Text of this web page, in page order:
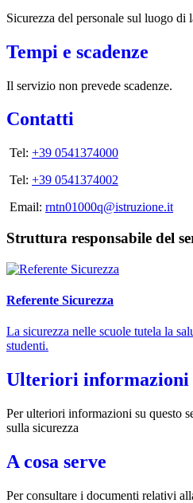
Sicurezza del personale sul luogo di
Tempi e scadenze
Il servizio non prevede scadenze.
Contatti
Tel: +39 0541374000
Tel: +39 0541374002
Email: rntn01000q@istruzione.it
Struttura responsabile del
Referente Sicurezza
La sicurezza nelle scuole tutela la
studenti.
Ulteriori informazioni
Per ulteriori informazioni su questo
sulla sicurezza
A cosa serve
Per consultare i documenti relativi